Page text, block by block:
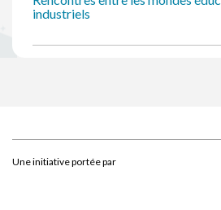
industriels
Une initiative portée par